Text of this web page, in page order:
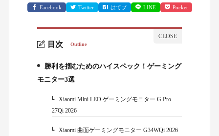
Facebook Twitter はてブ LINE Pocket
目次 Outline
1.
勝利を掴むためのハイスペック！ゲーミング
モニター3選
1-1.Xiaomi Mini LED ゲーミングモニター G Pro
27Qi 2026
1-2.Xiaomi 曲面ゲーミングモニター G34WQi 2026